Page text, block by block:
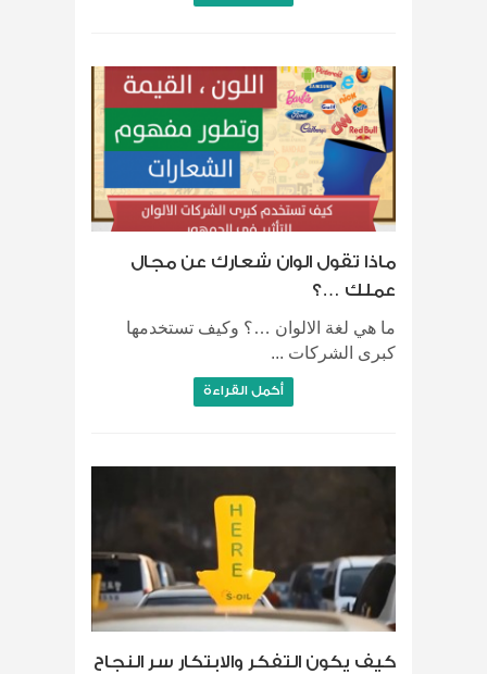
ماذا تقول الوان شعارك عن مجال
عملك …؟
ما هي لغة الالوان …؟ وكيف تستخدمها
كبرى الشركات ...
أكمل القراءة
كيف يكون التفكر والابتكار سر النجاح